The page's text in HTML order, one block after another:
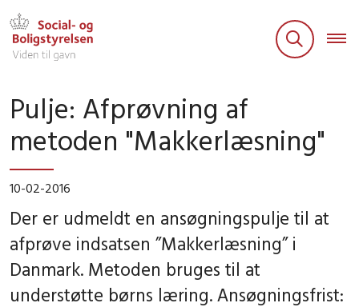
Pulje: Afprøvning af
metoden "Makkerlæsning"
10-02-2016
Der er udmeldt en ansøgningspulje til at
afprøve indsatsen ”Makkerlæsning” i
Danmark. Metoden bruges til at
understøtte børns læring. Ansøgningsfrist: